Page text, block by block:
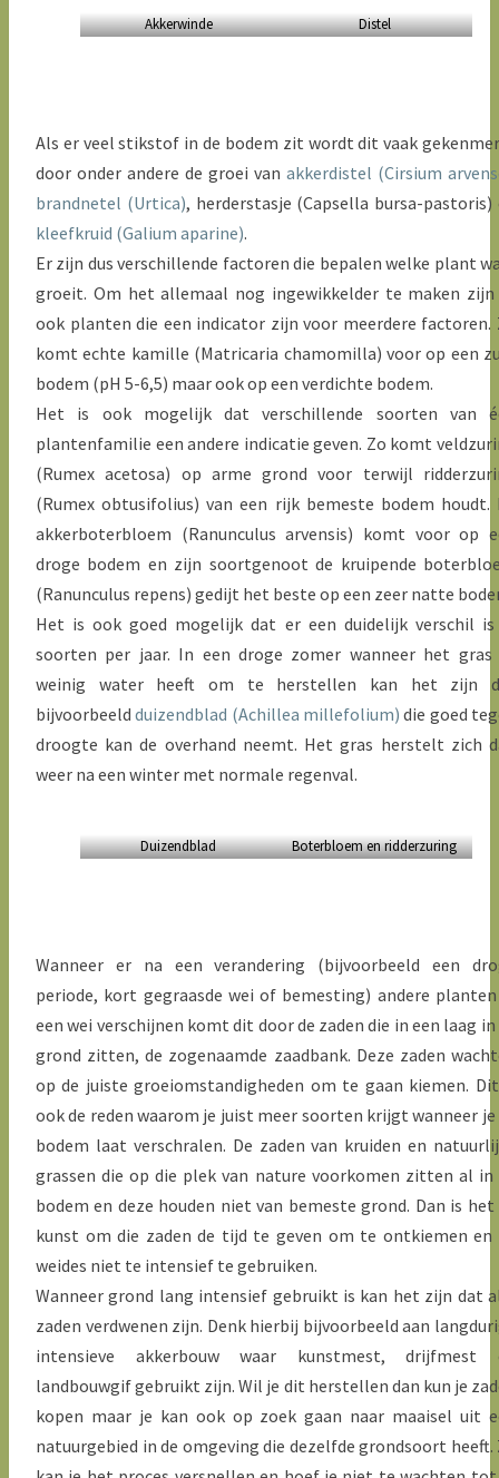
Akkerwinde Distel
Als er veel stikstof in de bodem zit wordt dit vaak
door onder andere de groei van akkerdistel (Cirsium
brandnetel (Urtica), herderstasje (Capsella bursa-pastoris)
kleefkruid (Galium aparine).
Er zijn dus verschillende factoren die bepalen welke plant
groeit. Om het allemaal nog ingewikkelder te maken
ook planten die een indicator zijn voor meerdere factoren.
komt echte kamille (Matricaria chamomilla) voor op een
bodem (pH 5-6,5) maar ook op een verdichte bodem.
Het is ook mogelijk dat verschillende soorten van
plantenfamilie een andere indicatie geven. Zo komt
(Rumex acetosa) op arme grond voor terwijl
(Rumex obtusifolius) van een rijk bemeste bodem houdt.
akkerboterbloem (Ranunculus arvensis) komt voor op
droge bodem en zijn soortgenoot de kruipende
(Ranunculus repens) gedijt het beste op een zeer natte
Het is ook goed mogelijk dat er een duidelijk verschil
soorten per jaar. In een droge zomer wanneer het
weinig water heeft om te herstellen kan het zijn
bijvoorbeeldduizendblad (Achillea millefolium) die goed
droogte kan de overhand neemt. Het gras herstelt zich
weer na een winter met normale regenval.
Duizendblad Boterbloem en ridderzuring
Wanneer er na een verandering (bijvoorbeeld een
periode, kort gegraasde wei of bemesting) andere
een wei verschijnen komt dit door de zaden die in een laag in
grond zitten, de zogenaamde zaadbank. Deze zaden
op de juiste groeiomstandigheden om te gaan kiemen.
ook de reden waarom je juist meer soorten krijgt wanneer je
bodem laat verschralen. De zaden van kruiden en
grassen die op die plek van nature voorkomen zitten al in
bodem en deze houden niet van bemeste grond. Dan is het
kunst om die zaden de tijd te geven om te ontkiemen en
weides niet te intensief te gebruiken.
Wanneer grond lang intensief gebruikt is kan het zijn dat
zaden verdwenen zijn. Denk hierbij bijvoorbeeld aan
intensieve akkerbouw waar kunstmest, drijfmest
landbouwgif gebruikt zijn. Wil je dit herstellen dan kun je
kopen maar je kan ook op zoek gaan naar maaisel uit
natuurgebied in de omgeving die dezelfde grondsoort heeft.